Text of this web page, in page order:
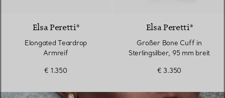
Elsa Peretti®
Elongated Teardrop
Armreif
€ 1.350
Elsa Peretti®
Großer Bone Cuff in
Sterlingsilber, 95 mm breit
€ 3.350